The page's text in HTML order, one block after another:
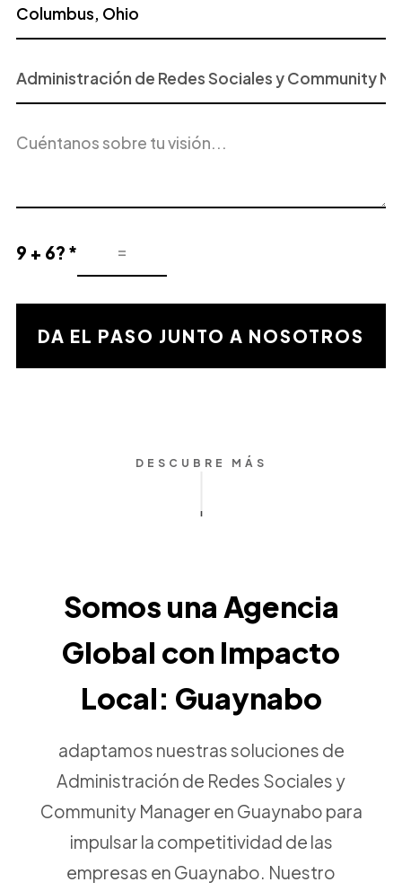
o
Servicio
Interés
del
9 + 6? *
Resultado
la
validación
DA EL PASO JUNTO A NOSOTROS
DESCUBRE MÁS
Somos una Agencia
Global con Impacto
Local: Guaynabo
adaptamos nuestras soluciones de
Administración de Redes Sociales y
Community Manager en Guaynabo para
impulsar la competitividad de las
empresas en Guaynabo. Nuestro